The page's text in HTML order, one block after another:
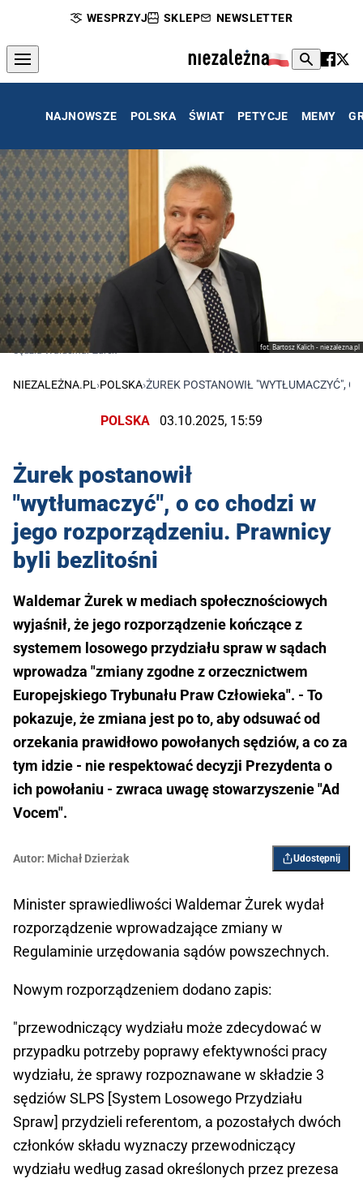
WESPRZYJ SKLEP NEWSLETTER
NAJNOWSZE POLSKA ŚWIAT PETYCJE MEMY
fot. Bartosz Kalich - niezalezna.pl
Sędzia Waldemar Żurek
NIEZALEŻNA.PL ›POLSKA›ŻUREK POSTANOWIŁ "WYTŁUMACZYĆ",
POLSKA 03.10.2025, 15:59
Żurek postanowił
"wytłumaczyć", o co chodzi w
jego rozporządzeniu. Prawnicy
byli bezlitośni
Waldemar Żurek w mediach społecznościowych
wyjaśnił, że jego rozporządzenie kończące z
systemem losowego przydziału spraw w sądach
wprowadza "zmiany zgodne z orzecznictwem
Europejskiego Trybunału Praw Człowieka". - To
pokazuje, że zmiana jest po to, aby odsuwać od
orzekania prawidłowo powołanych sędziów, a co za
tym idzie - nie respektować decyzji Prezydenta o
ich powołaniu - zwraca uwagę stowarzyszenie "Ad
Vocem".
Autor: Michał Dzierżak Udostępnij
Minister sprawiedliwości Waldemar Żurek wydał
rozporządzenie wprowadzające zmiany w
Regulaminie urzędowania sądów powszechnych.
Nowym rozporządzeniem dodano zapis:
"przewodniczący wydziału może zdecydować w
przypadku potrzeby poprawy efektywności pracy
wydziału, że sprawy rozpoznawane w składzie 3
sędziów SLPS [System Losowego Przydziału
Spraw] przydzieli referentom, a pozostałych dwóch
członków składu wyznaczy przewodniczący
wydziału według zasad określonych przez prezesa